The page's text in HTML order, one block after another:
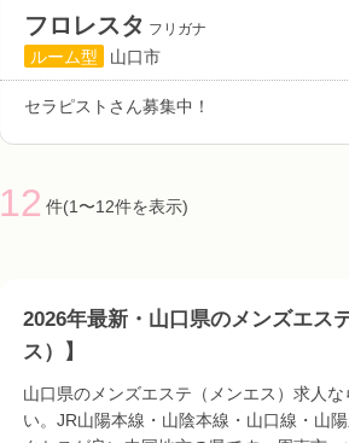
フロレスタ フリガナ
ルーム型 山口市
セラピストさん募集中！
12 件(1〜12件を表示)
2026年最新・山口県のメンズエス
ス）】
山口県のメンズエステ（メンエス）求人
い。JR山陽本線・山陰本線・山口線・山